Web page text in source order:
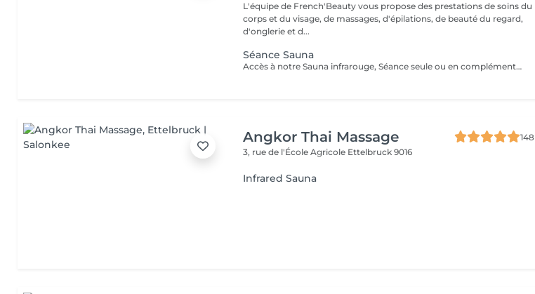
L'équipe de French'Beauty vous propose des prestations de soins du
corps et du visage, de massages, d'épilations, de beauté du regard,
d'onglerie et d...
Séance Sauna
Accès à notre Sauna infrarouge, Séance seule ou en complément d'un soin. 20 Minutes de sauna+ Accès douche. Pensez à ramener votre serviette pour la séance. ATTENTION le sauna comporte des contres indications veillez à vous renseigner en cas de doutes.
Angkor Thai Massage
148
3, rue de l'École Agricole Ettelbruck 9016
Infrared Sauna